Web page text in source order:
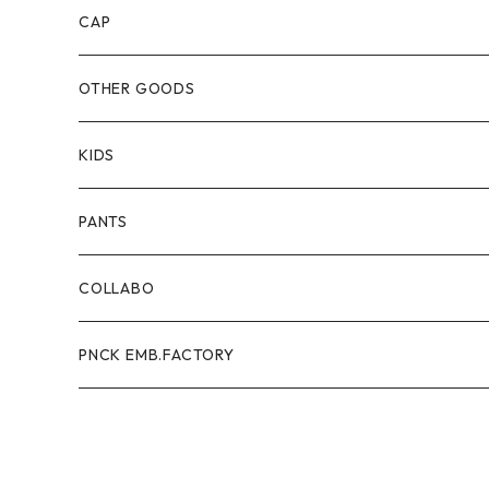
CAP
OTHER GOODS
KIDS
PANTS
COLLABO
PNCK EMB.FACTORY